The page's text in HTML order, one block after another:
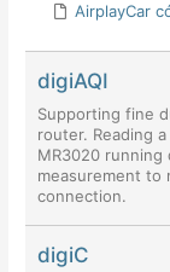
AirplayCar
digiAQI
Supporting fine
router. Reading
MR3020 running
measurement to
connection.
digiC